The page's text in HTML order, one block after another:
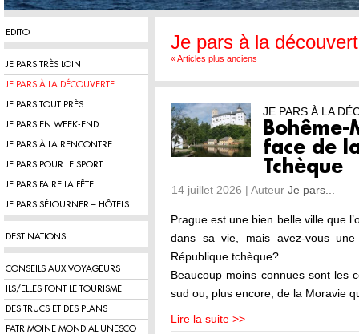
EDITO
JE PARS TRÈS LOIN
JE PARS À LA DÉCOUVERTE
JE PARS TOUT PRÈS
JE PARS EN WEEK-END
JE PARS À LA RENCONTRE
JE PARS POUR LE SPORT
JE PARS FAIRE LA FÊTE
JE PARS SÉJOURNER – HÔTELS
DESTINATIONS
CONSEILS AUX VOYAGEURS
ILS/ELLES FONT LE TOURISME
DES TRUCS ET DES PLANS
PATRIMOINE MONDIAL UNESCO
Je pars à la
« Articles plus anciens
JE PARS À LA
face de
Tchèque
14 juillet 2026 | Auteur Je pars...
Prague est une bien belle ville que
dans sa vie, mais avez-vous
République tchèque?
Beaucoup moins connues sont les
sud ou, plus encore, de la Moravie
Lire la suite >>